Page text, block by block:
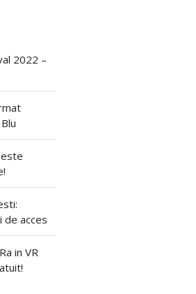
2022 –
de acces
in VR